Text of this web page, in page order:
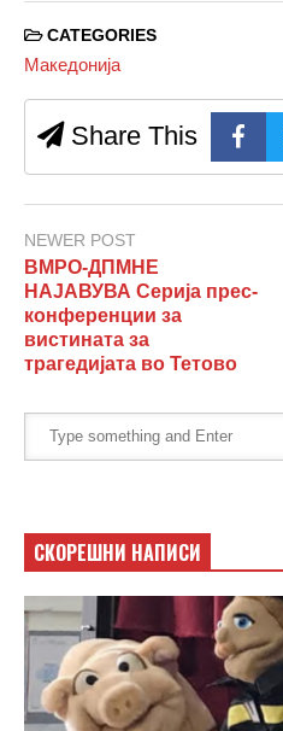
CATEGORIES
Македонија
Share This
NEWER POST
ВМРО-ДПМНЕ
НАЈАВУВА Серија прес-
конференции за
вистината за
трагедијата во Тетово
СКОРЕШНИ НАПИСИ